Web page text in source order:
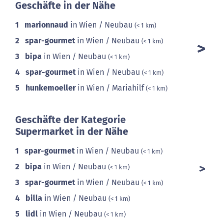
Geschäfte in der Nähe
1 marionnaud in Wien / Neubau (< 1 km)
2 spar-gourmet in Wien / Neubau (< 1 km)
3 bipa in Wien / Neubau (< 1 km)
4 spar-gourmet in Wien / Neubau (< 1 km)
5 hunkemoellerin Wien / Mariahilf(< 1 km)
Geschäfte der Kategorie
Supermarket in der Nähe
1 spar-gourmet in Wien / Neubau (< 1 km)
2 bipa in Wien / Neubau (< 1 km)
3 spar-gourmet in Wien / Neubau (< 1 km)
4 billa in Wien / Neubau (< 1 km)
5 lidl in Wien / Neubau (< 1 km)